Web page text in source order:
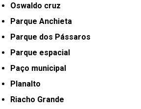
Oswaldo cruz
Parque Anchieta
Parque dos Pássaros
Parque espacial
Paço municipal
Planalto
Riacho Grande